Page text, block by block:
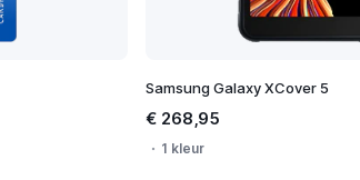
Samsung Galaxy XCover 5
€ 268,95
1 kleur